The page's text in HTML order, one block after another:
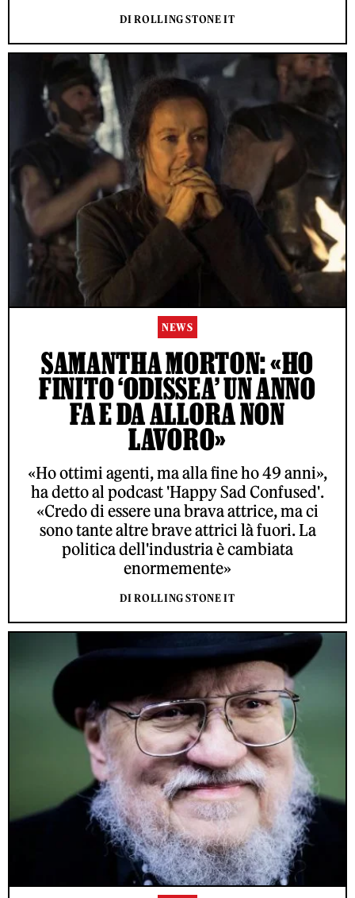
DI ROLLING STONE IT
NEWS
SAMANTHA MORTON: «HO
FINITO ‘ODISSEA’ UN ANNO
FA E DA ALLORA NON
LAVORO»
«Ho ottimi agenti, ma alla fine ho 49 anni»,
ha detto al podcast 'Happy Sad Confused'.
«Credo di essere una brava attrice, ma ci
sono tante altre brave attrici là fuori. La
politica dell'industria è cambiata
enormemente»
DI ROLLING STONE IT